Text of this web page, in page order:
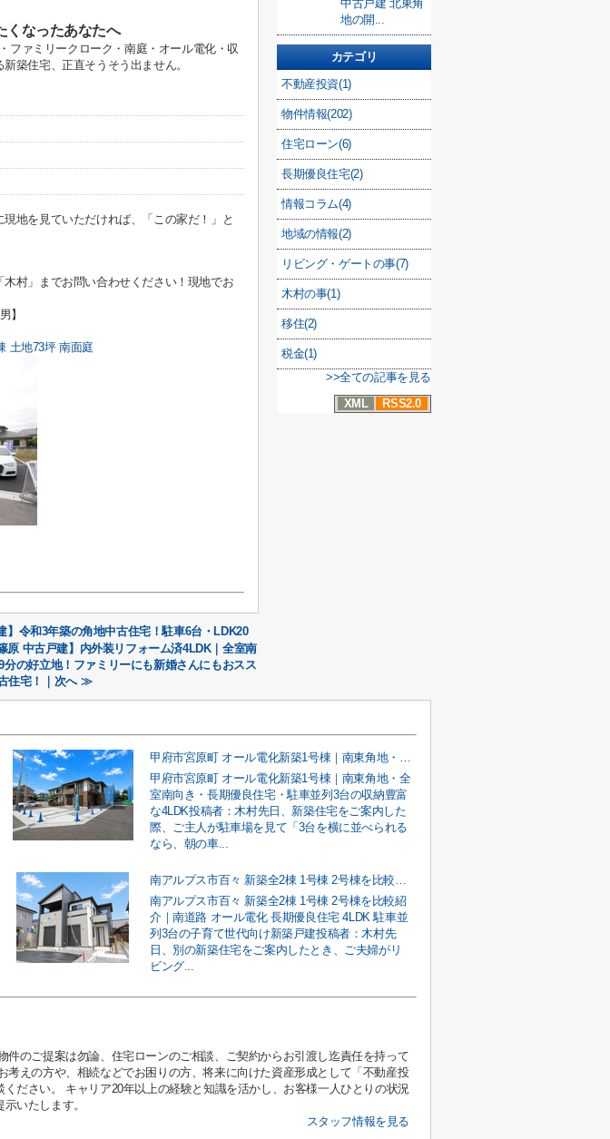
くなったあなたへ
ファミリークローク・南庭・オール電化・収
築住宅、正直そうそう出ません。
地を見ていただければ、「この家だ！」と
村」までお問い合わせください！現地でお
】
土地73坪 南面庭
令和3年築の角地中古住宅！駐車6台・LDK20
原 中古戸建】内外装リフォーム済4LDK｜全室南
の好立地！ファミリーにも新婚さんにもおスス
住宅！｜次へ ≫
中古戸建 北東角
地の開...
カテゴリ
不動産投資(1)
物件情報(202)
住宅ローン(6)
長期優良住宅(2)
情報コラム(4)
地域の情報(2)
リビング・ゲートの事(7)
木村の事(1)
移住(2)
税金(1)
>>全ての記事を見る
XML
RSS2.0
甲府市宮原町 オール電化新築1号棟｜南東角地・全室南向き・長期優良住宅・駐車並列3台の収納豊富な4LDK
甲府市宮原町 オール電化新築1号棟｜南東角地・全
室南向き・長期優良住宅・駐車並列3台の収納豊富
な4LDK投稿者：木村先日、新築住宅をご案内した
際、ご主人が駐車場を見て「3台を横に並べられる
なら、朝の車...
南アルプス市百々 新築全2棟 1号棟 2号棟を比較紹介｜南道路 オール電化 長期優良住宅 4LDK 駐車並列3台の子育て世代向け新築戸建
南アルプス市百々 新築全2棟 1号棟 2号棟を比較紹
介｜南道路 オール電化 長期優良住宅 4LDK 駐車並
列3台の子育て世代向け新築戸建投稿者：木村先
日、別の新築住宅をご案内したとき、ご夫婦がリ
ビング...
件のご提案は勿論、住宅ローンのご相談、ご契約からお引渡し迄責任を持って
考えの方や、相続などでお困りの方、将来に向けた資産形成として「不動産投
ださい。 キャリア20年以上の経験と知識を活かし、お客様一人ひとりの状況
いたします。
スタッフ情報を見る